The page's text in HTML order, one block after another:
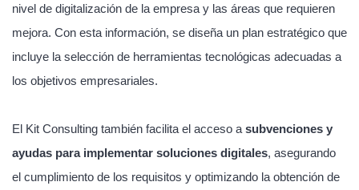
nivel de digitalización de la empresa y las áreas que requieren
mejora. Con esta información, se diseña un plan estratégico que
incluye la selección de herramientas tecnológicas adecuadas a
los objetivos empresariales.
El Kit Consulting también facilita el acceso a subvenciones y
ayudas para implementar soluciones digitales, asegurando
el cumplimiento de los requisitos y optimizando la obtención de